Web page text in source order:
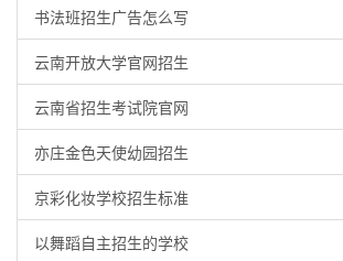
书法班招生广告怎么写
云南开放大学官网招生
云南省招生考试院官网
亦庄金色天使幼园招生
京彩化妆学校招生标准
以舞蹈自主招生的学校